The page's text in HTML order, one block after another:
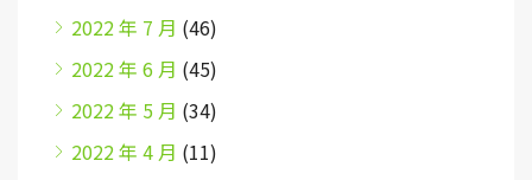
2022 年 7 月 (46)
2022 年 6 月 (45)
2022 年 5 月 (34)
2022 年 4 月 (11)